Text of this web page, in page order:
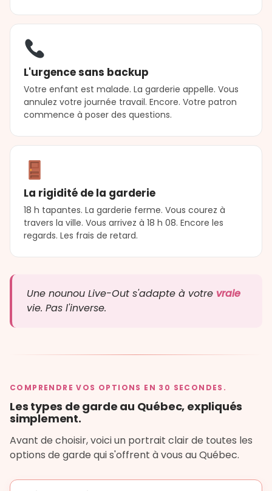
L'urgence sans backup
Votre enfant est malade. La garderie appelle. Vous
annulez votre journée travail. Encore. Votre patron
commence à poser des questions.
La rigidité de la garderie
18 h tapantes. La garderie ferme. Vous courez à
travers la ville. Vous arrivez à 18 h 08. Encore les
regards. Les frais de retard.
Une nounou Live-Out s'adapte à votre vraie
vie. Pas l'inverse.
COMPRENDRE VOS OPTIONS EN 30 SECONDES.
Les types de garde au Québec, expliqués
simplement.
Avant de choisir, voici un portrait clair de toutes les
options de garde qui s'offrent à vous au Québec.